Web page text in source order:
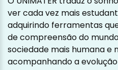
ver cada vez mais
adquirindo ferramentas
de compreensão do
sociedade mais humana e
acompanhando a